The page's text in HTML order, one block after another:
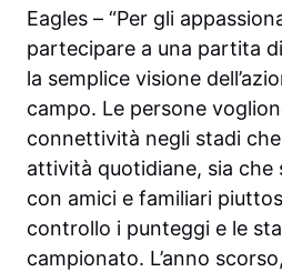
Eagles – “Per gli
partecipare a una partita
la semplice visione
campo. Le persone
connettività negli stadi
attività quotidiane, sia
con amici e familiari
controllo i punteggi e le
campionato. L’anno